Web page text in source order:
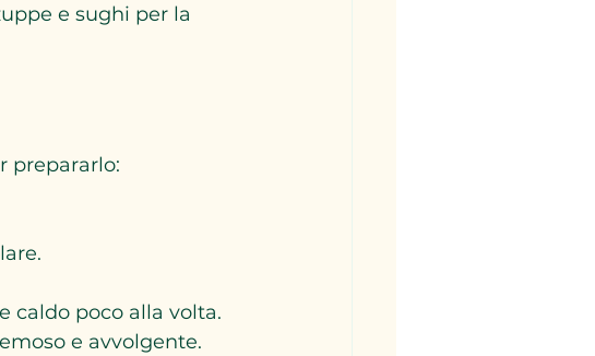
e sughi per la
prepararlo:
caldo poco alla volta.
e avvolgente.